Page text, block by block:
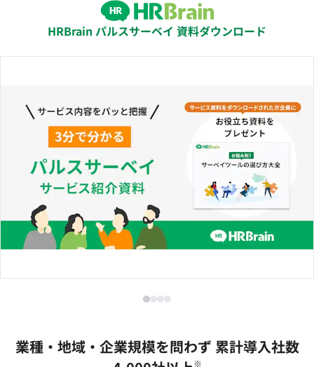
HRBrain パルスサーベイ 資料ダウンロード
業種‧地域‧企業規模を問わず 累計導⼊社数
※